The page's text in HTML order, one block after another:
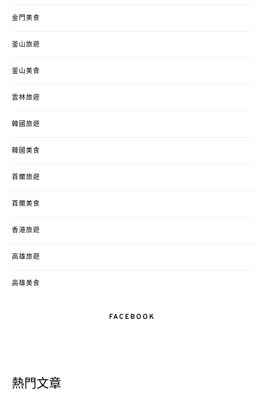
金門美食
釜山旅遊
釜山美食
雲林旅遊
韓國旅遊
韓國美食
首爾旅遊
首爾美食
香港旅遊
高雄旅遊
高雄美食
FACEBOOK
熱門文章